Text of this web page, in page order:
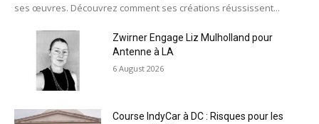
ses œuvres. Découvrez comment ses créations réussissent...
Zwirner Engage Liz Mulholland pour
Antenne à LA
6 August 2026
Course IndyCar à DC : Risques pour les